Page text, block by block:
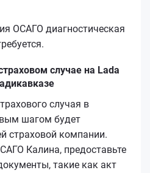
ОСАГО диагностическая
случае на Lada
случая в
шагом будет
страховой компании.
Калина, предоставьте
такие как акт